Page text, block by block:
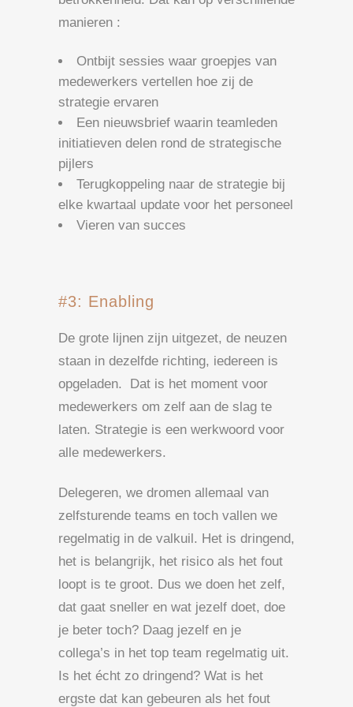
manieren :
Ontbijt sessies waar groepjes van
medewerkers vertellen hoe zij de
strategie ervaren
Een nieuwsbrief waarin teamleden
initiatieven delen rond de strategische
pijlers
Terugkoppeling naar de strategie bij
elke kwartaal update voor het personeel
Vieren van succes
#3: Enabling
De grote lijnen zijn uitgezet, de neuzen
staan in dezelfde richting, iedereen is
opgeladen. Dat is het moment voor
medewerkers om zelf aan de slag te
laten. Strategie is een werkwoord voor
alle medewerkers.
Delegeren, we dromen allemaal van
zelfsturende teams en toch vallen we
regelmatig in de valkuil. Het is dringend,
het is belangrijk, het risico als het fout
loopt is te groot. Dus we doen het zelf,
dat gaat sneller en wat jezelf doet, doe
je beter toch? Daag jezelf en je
collega’s in het top team regelmatig uit.
Is het écht zo dringend? Wat is het
ergste dat kan gebeuren als het fout